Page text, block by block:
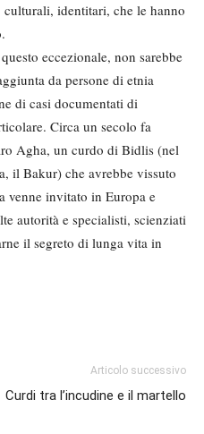
identitari, che le hanno
eccezionale, non sarebbe
da persone di etnia
di casi documentati di
Circa un secolo fa
Agha, un curdo di Bidlis (nel
il Bakur) che avrebbe vissuto
venne invitato in Europa e
autorità e specialisti, scienziati
il segreto di lunga vita in
Articolo successivo
Curdi tra l’incudine e il martello